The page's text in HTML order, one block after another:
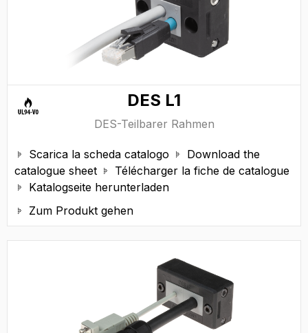
DES L1
DES-Teilbarer Rahmen
 Scarica la scheda catalogo 
Download the
catalogue sheet
 Télécharger la fiche de catalogue
 Katalogseite herunterladen
 Zum Produkt gehen